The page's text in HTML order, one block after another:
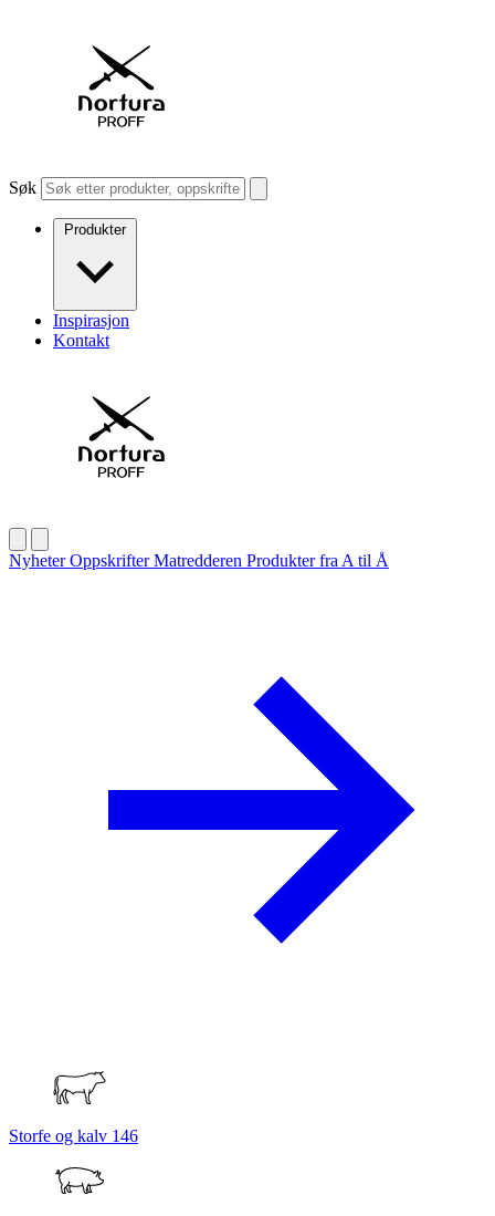
Søk
Produkter
Inspirasjon
Kontakt
NyheterOppskrifterMatredderen Produkter fra A til Å
Storfe og kalv 146